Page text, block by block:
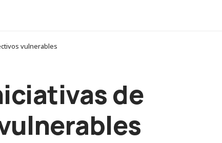
vulnerables
de